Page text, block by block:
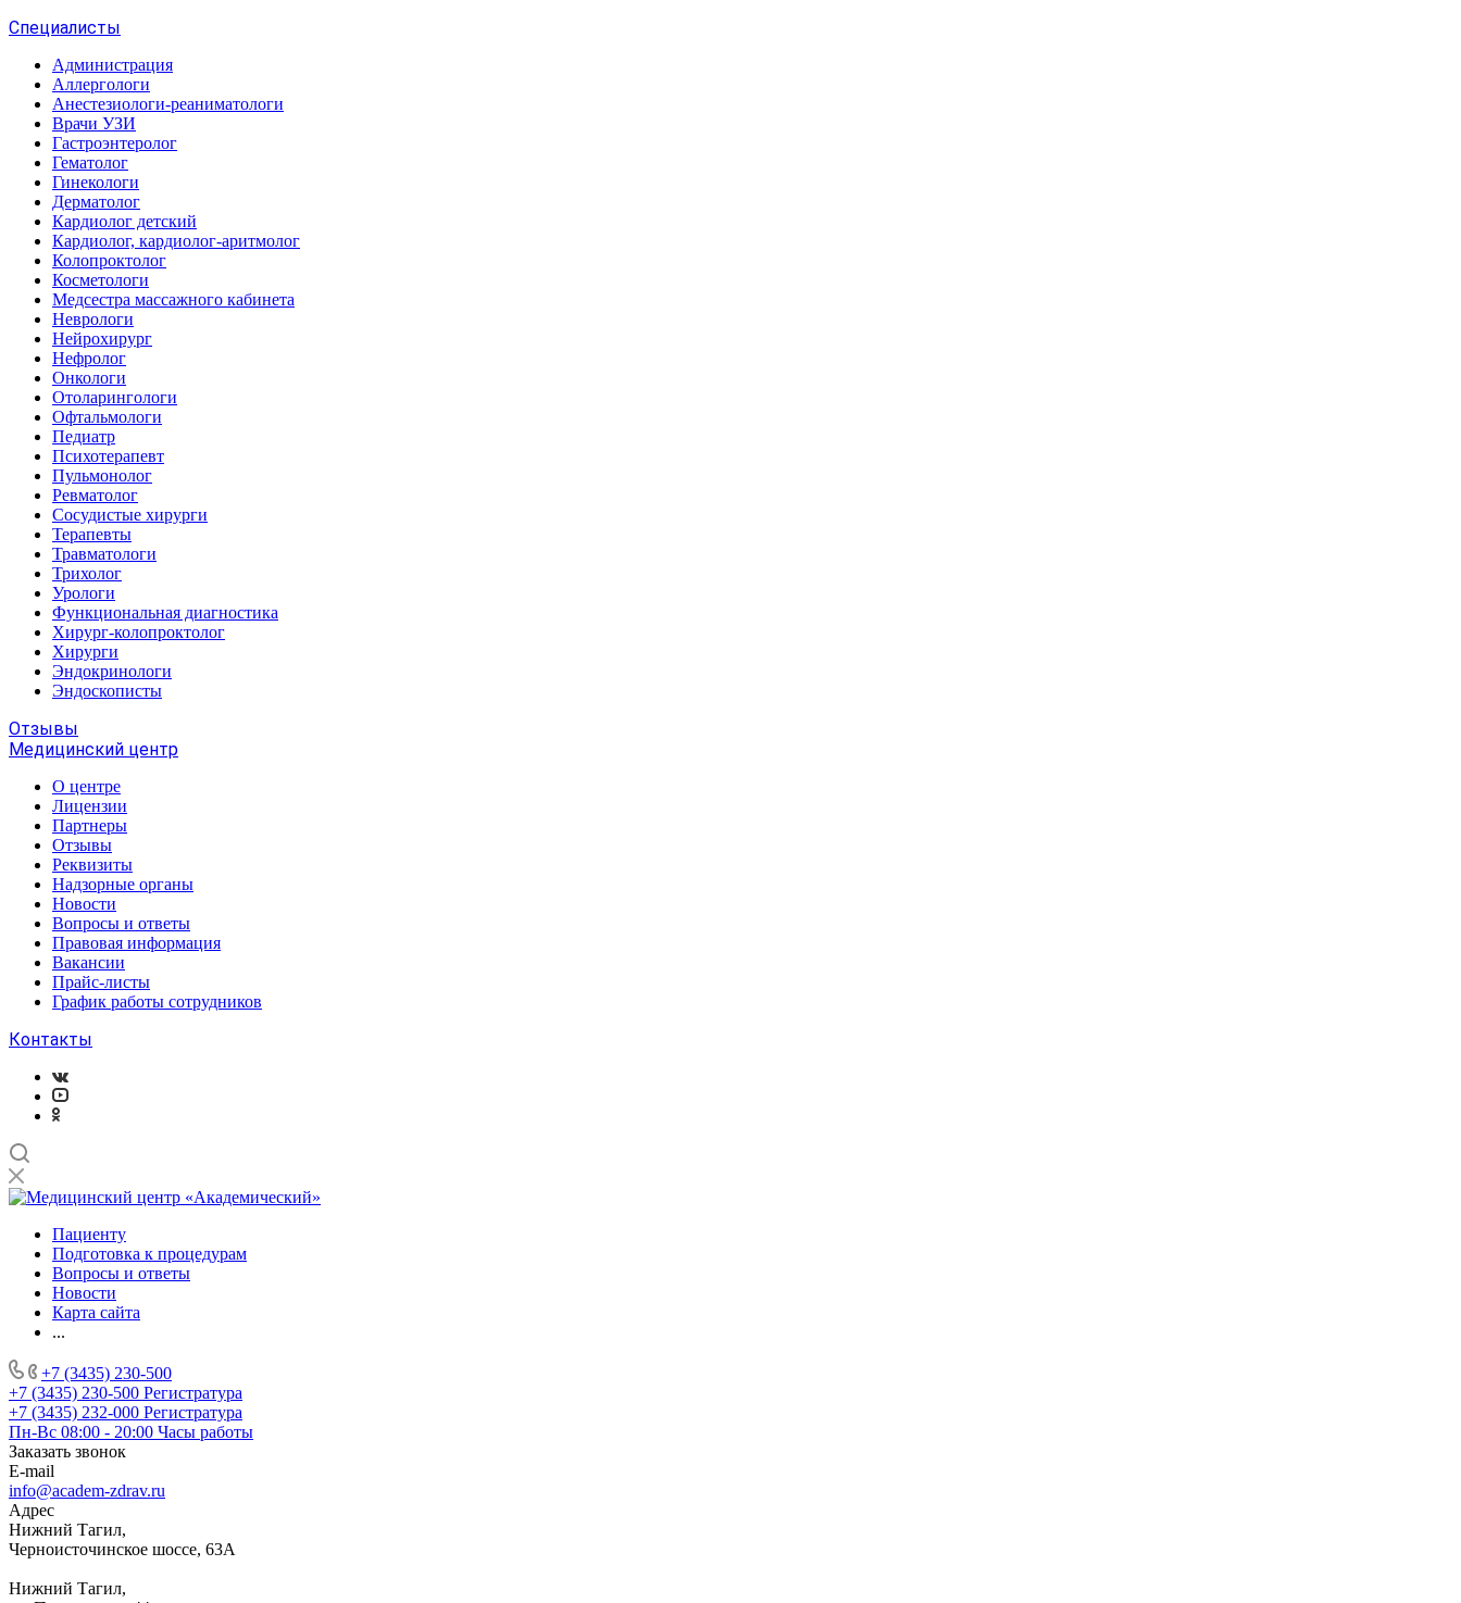
Специалисты
Администрация
Аллергологи
Анестезиологи-реаниматологи
Врачи УЗИ
Гастроэнтеролог
Гематолог
Гинекологи
Дерматолог
Кардиолог детский
Кардиолог, кардиолог-аритмолог
Колопроктолог
Косметологи
Медсестра массажного кабинета
Неврологи
Нейрохирург
Нефролог
Онкологи
Отоларингологи
Офтальмологи
Педиатр
Психотерапевт
Пульмонолог
Ревматолог
Сосудистые хирурги
Терапевты
Травматологи
Трихолог
Урологи
Функциональная диагностика
Хирург-колопроктолог
Хирурги
Эндокринологи
Эндоскописты
Отзывы
Медицинский центр
О центре
Лицензии
Партнеры
Отзывы
Реквизиты
Надзорные органы
Новости
Вопросы и ответы
Правовая информация
Вакансии
Прайс-листы
График работы сотрудников
Контакты
Пациенту
Подготовка к процедурам
Вопросы и ответы
Новости
Карта сайта
...
+7 (3435) 230-500
+7 (3435) 230-500 Регистратура
+7 (3435) 232-000 Регистратура
Пн-Вс 08:00 - 20:00 Часы работы
Заказать звонок
E-mail
info@academ-zdrav.ru
Адрес
Нижний Тагил,
Черноисточинское шоссе, 63А
Нижний Тагил,